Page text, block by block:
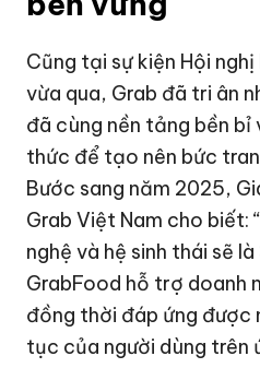
Cũng tại sự kiện Hội
vừa qua, Grab đã tri ân
đã cùng nền tảng bền
thức để tạo nên bức
Bước sang năm 2025,
Grab Việt Nam cho biết:
nghệ và hệ sinh thái sẽ
GrabFood hỗ trợ doanh
đồng thời đáp ứng được
tục của người dùng trên